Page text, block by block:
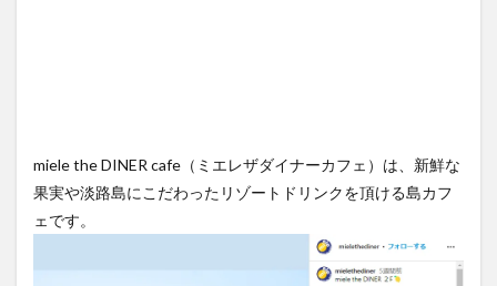
miele the DINER cafe（ミエレザダイナーカフェ）は、新鮮な
果実や淡路島にこだわったリゾートドリンクを頂ける島カフ
ェです。